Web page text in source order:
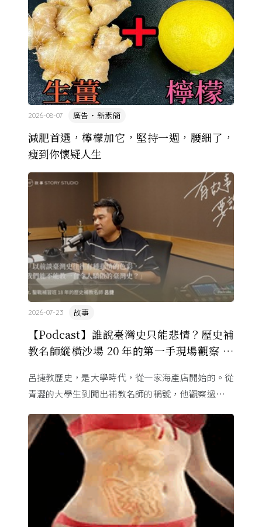
減肥首選，檸檬加它，堅持一週，腰細了，
瘦到你懷疑人生
廣告・新素簡
2026-08-07
【Podcast】誰說臺灣史只能悲情？歷史補
教名師縱橫沙場 20 年的第一手現場觀察 ft.
故事
2026-07-23
呂捷教歷史，是大學時代，從一家海產店開始的。從
青澀的大學生到闖出補教名師的稱號，他觀察過幾十
裡幾乎沒有臺灣史，一路 ...